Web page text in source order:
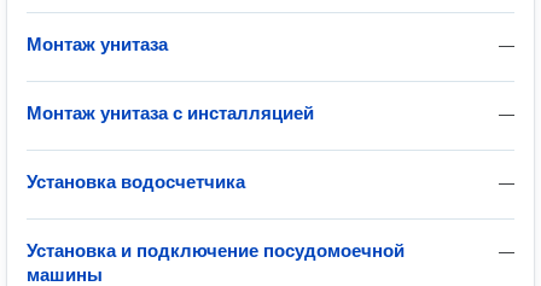
—
Монтаж унитаза
—
Монтаж унитаза с инсталляцией
—
Установка водосчетчика
—
Установка и подключение посудомоечной
машины